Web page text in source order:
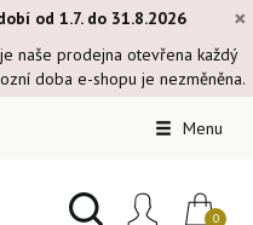
×
od 1.7. do 31.8.2026
naše prodejna otevřena každý
doba e-shopu je nezměněna.
Menu